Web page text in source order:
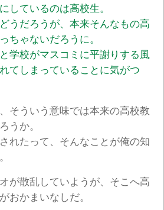
しているのは高校生。
うだろうが、本来そんなもの高
ちゃないだろうに。
学校がマスコミに平謝りする風
てしまっていることに気がつ
そういう意味では本来の高校教
うか。
れたって、そんなことが俺の知
が散乱していようが、そこへ高
おかまいなしだ。